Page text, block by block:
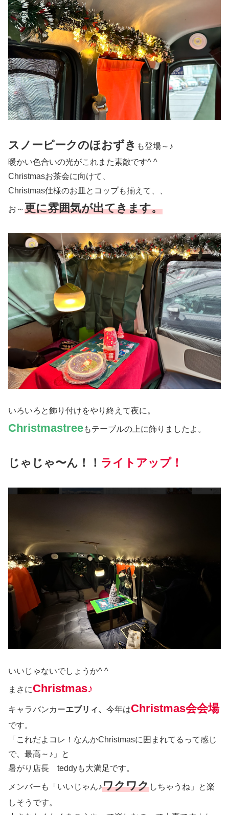
スノーピークのほおずき も登場～♪
暖かい色合いの光がこれまた素敵です^ ^
Christmasお茶会に向けて、
Christmas仕様のお皿とコップも揃えて、、
お～更に雰囲気が出てきます。
いろいろと飾り付けをやり終えて夜に。
Christmastreeもテーブルの上に飾りましたよ。
じゃじゃ〜ん！！ ライトアップ！
いいじゃないでしょうか^ ^
まさにChristmas♪
キャラバンカーエブリィ、 今年はChristmas会会場
です。
「これだよコレ！なんかChristmasに囲まれてるって感じ
で、最高～♪」と
暑がり店長 teddyも大満足です。
メンバーも「いいじゃん♪ワクワクしちゃうね」と楽
しそうです。